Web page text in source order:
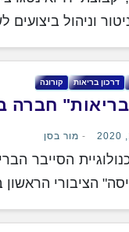
וניהול
דרכון בריאות קורונה
בריאות" חברה
מור בסן
הציבורי